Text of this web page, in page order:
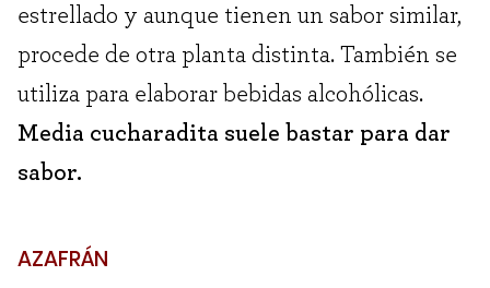
estrellado y aunque tienen un sabor similar,
procede de otra planta distinta. También se
utiliza para elaborar bebidas alcohólicas.
Media cucharadita suele bastar para dar
sabor.
AZAFRÁN